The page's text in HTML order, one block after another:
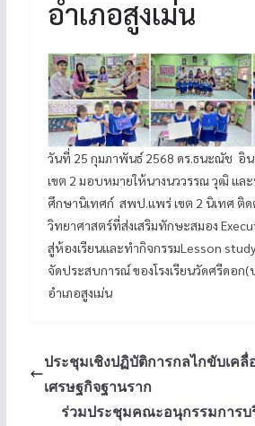
อำเภอสูงเม่น
วันที่ 25 กุมภาพันธ์ 2568 ดร.ธนะณัช อิ
เขต 2 มอบหมายให้นางนววรรณ วุฒิ แล
ศึกษานิเทศก์ สพป.แพร่ เขต 2 นิเทศ ติ
วิทยาศาสตร์ที่ส่งเสริมทักษะสมอง
สู่ห้องเรียนและทำกิจกรรมLesson
จัดประสบการณ์ ของโรงเรียนวัดศรีดอ
อำเภอสูงเม่น
ประชุมเชิงปฏิบัติการกลไกขับเค
เศรษฐกิจฐานราก
ร่วมประชุมคณะอนุกรรมการบ